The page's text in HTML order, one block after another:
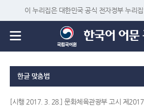
이 누리집은 대한민국 공식 전자정부 누리집
한글 맞춤법
[시행 2017. 3. 28.] 문화체육관광부 고시 제